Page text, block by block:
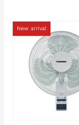
New arrival